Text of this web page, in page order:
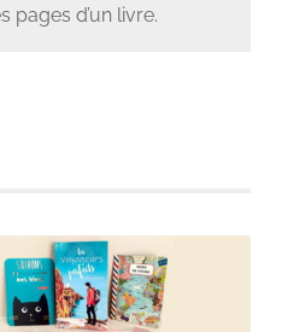
pages d’un livre.